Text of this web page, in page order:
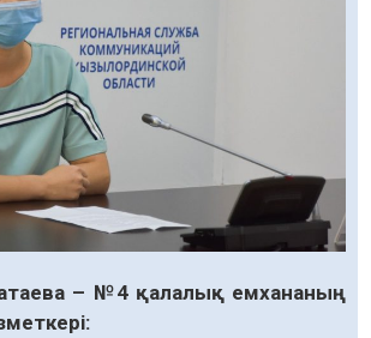
– №4 қалалық емхананың